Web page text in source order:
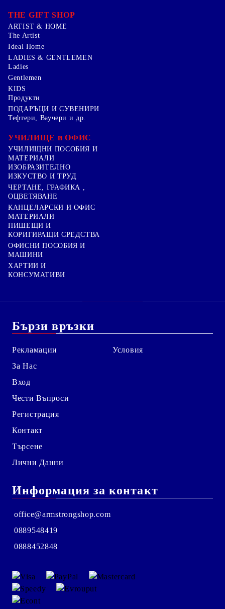
THE GIFT SHOP
ARTIST & HOME
The Artist
Ideal Home
LADIES & GENTLEMEN
Ladies
Gentlemen
KIDS
Продукти
ПОДАРЪЦИ И СУВЕНИРИ
Тефтери, Ваучери и др.
УЧИЛИЩЕ и ОФИС
УЧИЛИЩНИ ПОСОБИЯ И
МАТЕРИАЛИ
ИЗОБРАЗИТЕЛНО
ИЗКУСТВО И ТРУД
ЧЕРТАНЕ, ГРАФИКА ,
ОЦВЕТЯВАНЕ
КАНЦЕЛАРСКИ И ОФИС
МАТЕРИАЛИ
ПИШЕЩИ И
КОРИГИРАЩИ СРЕДСТВА
ОФИСНИ ПОСОБИЯ И
МАШИНИ
ХАРТИИ И
КОНСУМАТИВИ
Бързи връзки
Рекламации
За Нас
Вход
Чести Въпроси
Регистрация
Контакт
Търсене
Лични Данни
Условия
Информация за контакт
office@armstrongshop.com
0889548419
0888452848